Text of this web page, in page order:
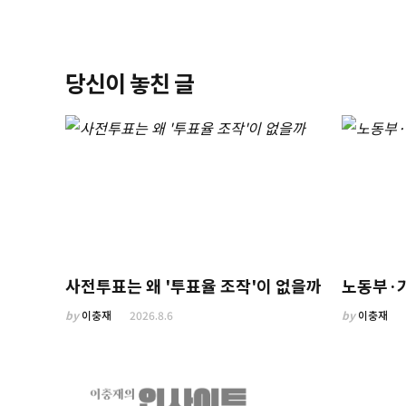
당신이 놓친 글
사전투표는 왜 '투표율 조작'이 없을까
by이충재 2026.8.6
노동부·
by이충재